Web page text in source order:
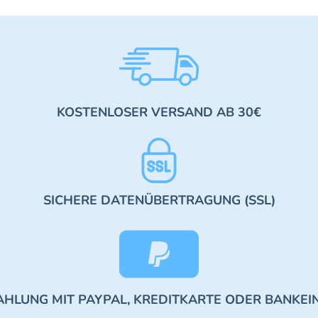
KOSTENLOSER VERSAND AB 30€
SICHERE DATENÜBERTRAGUNG (SSL)
MIT PAYPAL, KREDITKARTE ODER